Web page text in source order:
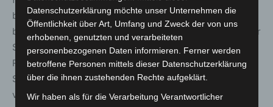
bei den Einsätzen unterstützen. Darauf freuen sich
besonders Rettungswachenleiterin Michaela Zach und ihr
Stellvertreter Thomas Franz. „Mit der neuen
Rettungswache hatten wir erstmals die Möglichkeit, vier
Stellen für BFDler anzubieten. Anders als in den
vorherigen Jahren, wo nur eine Stelle zur Verfügung
Datenschutzerklärung möchte unser Unternehmen die
Öffentlichkeit über Art, Umfang und Zweck der von uns
erhobenen, genutzten und verarbeiteten
personenbezogenen Daten informieren. Ferner werden
betroffene Personen mittels dieser Datenschutzerklärung
über die ihnen zustehenden Rechte aufgeklärt.
Wir haben als für die Verarbeitung Verantwortlicher